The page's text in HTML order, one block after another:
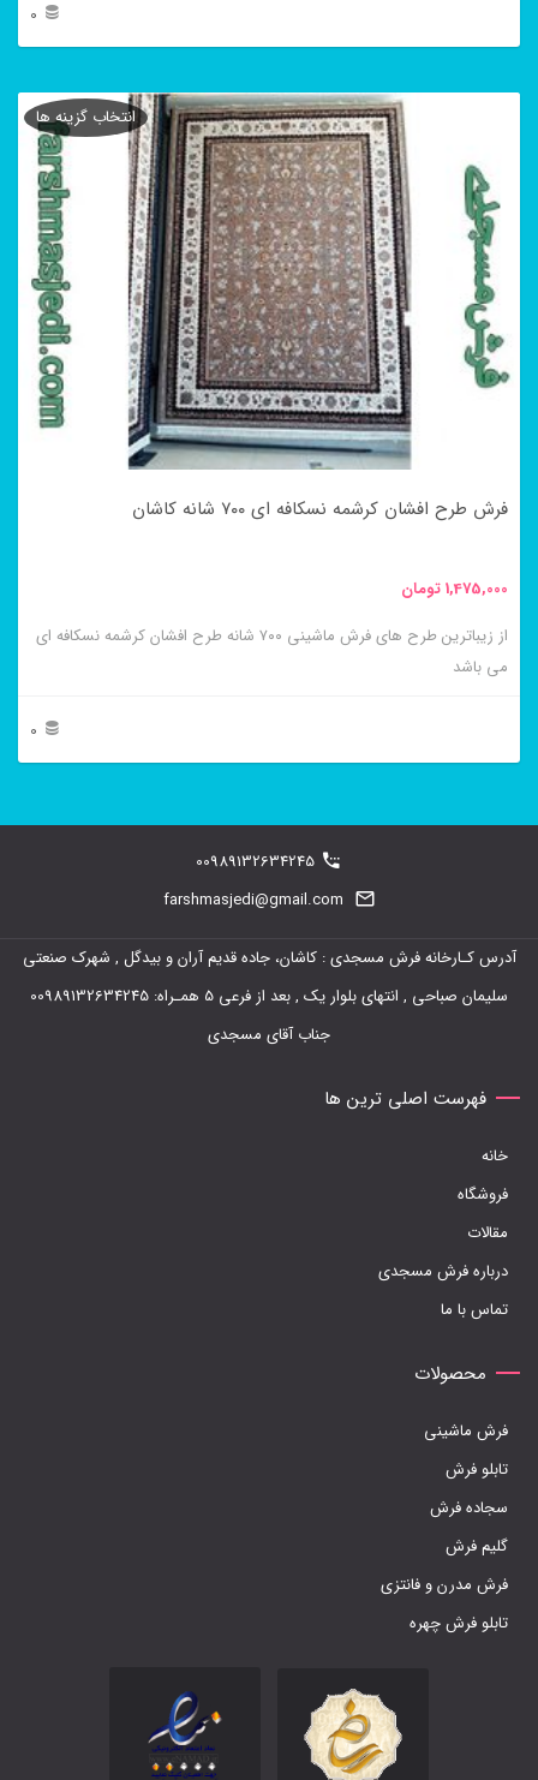
0
محصول
مختلفی
باشد.
گزینه
ها
صفحه
انتخاب
شوند
فرش طرح افشان کرشمه نسکافه ای ۷۰۰ شانه کاشان
1,475,000تومان
از زیباترین طرح های فرش ماشینی ۷۰۰ شانه طرح افشان کرشمه نسکافه ای
می باشد
0
انتخاب گزینه ها
می
باشد.
است
صفحه
محصول
انتخاب
00989132634245
farshmasjedi@gmail.com
آدرس کـارخانه فرش مسجدی : کاشان، جاده قدیم آران و بیدگل , شهرک صنعتی
سلیمان صباحی , انتهای بلوار یک , بعد از فرعی 5 همـراه: 00989132634245
جناب آقای مسجدی
فهرست اصلی ترین ها
خانه
فروشگاه
مقالات
درباره فرش مسجدی
تماس با ما
محصولات
فرش ماشینی
تابلو فرش
سجاده فرش
گلیم فرش
فرش مدرن و فانتزی
تابلو فرش چهره